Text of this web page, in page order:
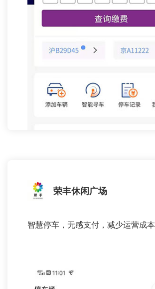
荣丰休闲广场
智慧停车，无感支付，减少运营成本